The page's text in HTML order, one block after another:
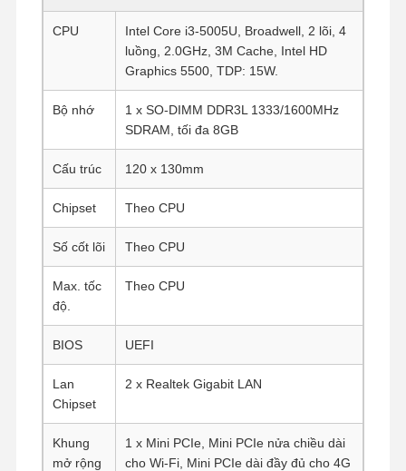
CPU
Intel Core i3-5005U, Broadwell, 2 lõi, 4
luồng, 2.0GHz, 3M Cache, Intel HD
Graphics 5500, TDP: 15W.
Bộ nhớ
1 x SO-DIMM DDR3L 1333/1600MHz
SDRAM, tối đa 8GB
Cấu trúc 120 x 130mm
Chipset Theo CPU
Số cốt lõi Theo CPU
Max. tốc
độ.
Theo CPU
BIOS UEFI
Lan
Chipset
2 x Realtek Gigabit LAN
Khung
mở rộng
1 x Mini PCIe, Mini PCIe nửa chiều dài
cho Wi-Fi, Mini PCIe dài đầy đủ cho 4G